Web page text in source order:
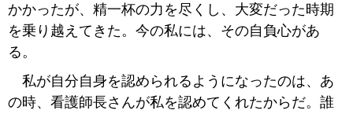
かかったが、精一杯の力を尽くし、大変だった時期
を乗り越えてきた。今の私には、その自負心があ
る。
私が自分自身を認められるようになったのは、あ
の時、看護師長さんが私を認めてくれたからだ。誰